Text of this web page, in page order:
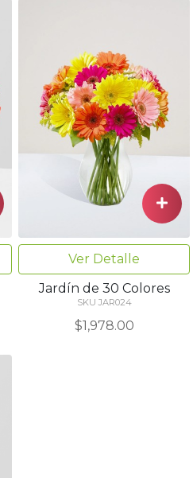
Ver Detalle
Jardín de 30 Colores
SKU JAR024
$1,978.00